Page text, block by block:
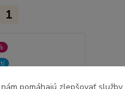
1
pomáhajú zlepšovať